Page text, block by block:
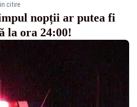
citire
nopții ar putea fi
la ora 24:00!